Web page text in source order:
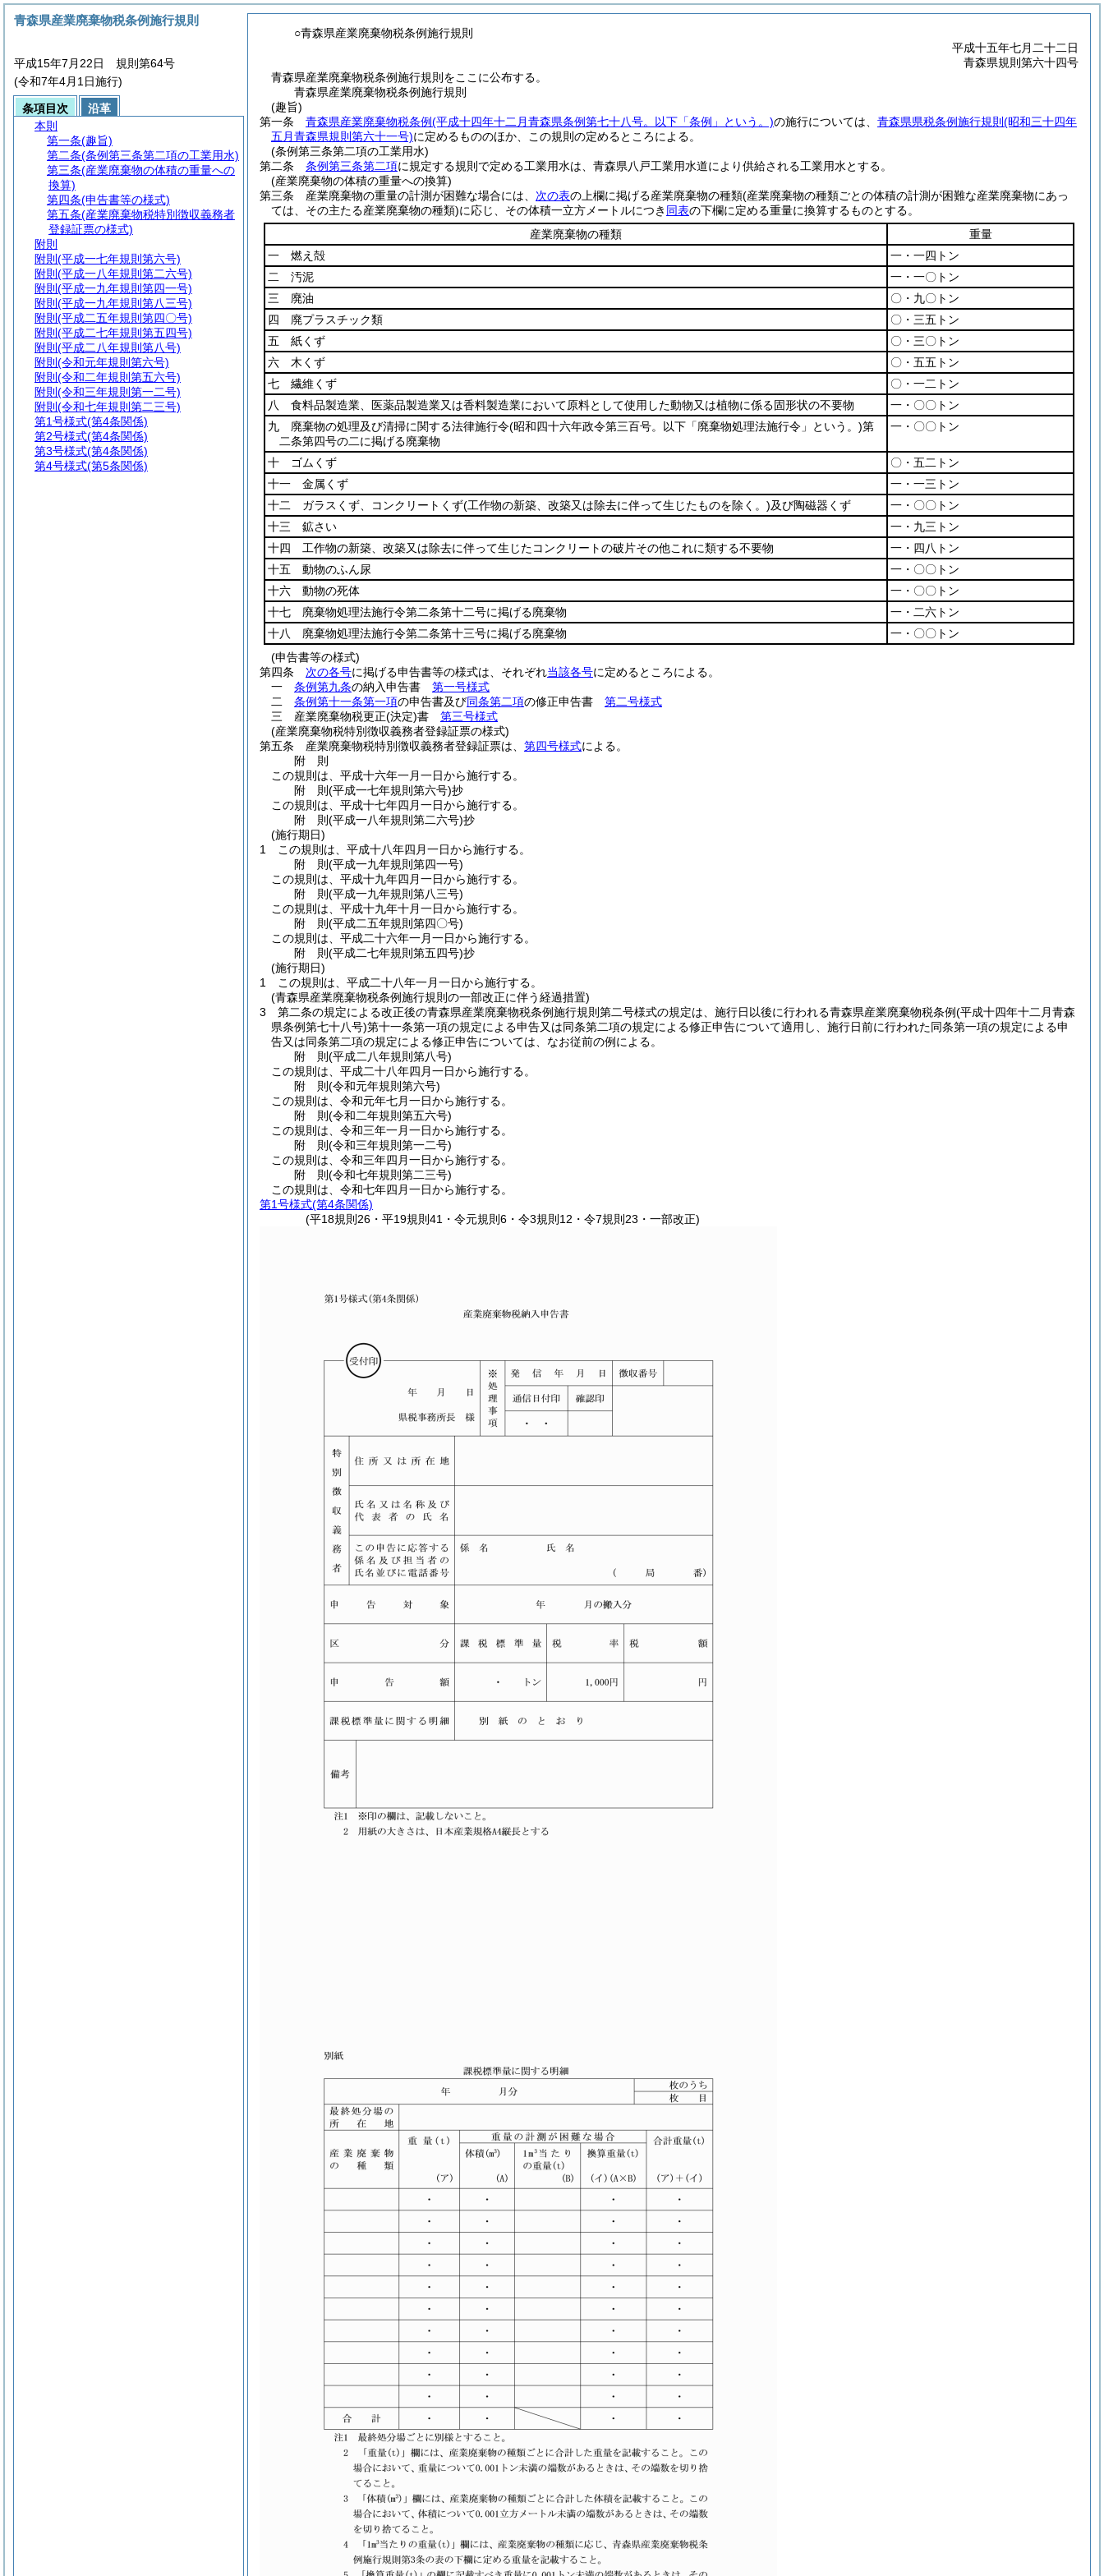
○青森県産業廃棄物税条例施行規則
平成十五年七月二十二日
青森県規則第六十四号
青森県産業廃棄物税条例施行規則をここに公布する。
青森県産業廃棄物税条例施行規則
(趣旨)
第一条
青森県産業廃棄物税条例(平成十四年十二月青森県条例第七十八号。以下「条例」という。)の施行については、 青森県県税条例施行規則 (昭和三十四年
五月青森県規則第六十一号)に定めるもののほか、この規則の定めるところによる。
(条例第三条第二項の工業用水)
第二条
条例第三条第二項に規定する規則で定める工業用水は、青森県八戸工業用水道により供給される工業用水とする。
(産業廃棄物の体積の重量への換算)
第三条
産業廃棄物の重量の計測が困難な場合には、 次の表の上欄に掲げる産業廃棄物の種類(産業廃棄物の種類ごとの体積の計測が困難な産業廃棄物にあっ
ては、その主たる産業廃棄物の種類)に応じ、その体積一立方メートルにつき 同表の下欄に定める重量に換算するものとする。
産業廃棄物の種類
重量
一 燃え殻
一・一四トン
二 汚泥
一・一〇トン
三 廃油
〇・九〇トン
四 廃プラスチック類
〇・三五トン
五 紙くず
〇・三〇トン
六 木くず
〇・五五トン
七 繊維くず
〇・一二トン
八 食料品製造業、医薬品製造業又は香料製造業において原料として使用した動物又は植物に係る固形状の不要物
一・〇〇トン
九 廃棄物の処理及び清掃に関する法律施行令(昭和四十六年政令第三百号。以下「廃棄物処理法施行令」という。)第
二条第四号の二に掲げる廃棄物
一・〇〇トン
十 ゴムくず
〇・五二トン
十一 金属くず
一・一三トン
十二 ガラスくず、コンクリートくず(工作物の新築、改築又は除去に伴って生じたものを除く。)及び陶磁器くず
一・〇〇トン
十三 鉱さい
一・九三トン
十四 工作物の新築、改築又は除去に伴って生じたコンクリートの破片その他これに類する不要物
一・四八トン
十五 動物のふん尿
一・〇〇トン
十六 動物の死体
一・〇〇トン
十七 廃棄物処理法施行令第二条第十二号に掲げる廃棄物
一・二六トン
十八 廃棄物処理法施行令第二条第十三号に掲げる廃棄物
一・〇〇トン
(申告書等の様式)
第四条
次の各号に掲げる申告書等の様式は、それぞれ当該各号に定めるところによる。
一
条例第九条の納入申告書 第一号様式
二
条例第十一条第一項の申告書及び同条第二項の修正申告書 第二号様式
三
産業廃棄物税更正(決定)書 第三号様式
(産業廃棄物税特別徴収義務者登録証票の様式)
第五条
産業廃棄物税特別徴収義務者登録証票は、 第四号様式による。
附 則
この規則は、平成十六年一月一日から施行する。
附 則(平成一七年規則第六号)抄
この規則は、平成十七年四月一日から施行する。
附 則(平成一八年規則第二六号)抄
(施行期日)
1
この規則は、平成十八年四月一日から施行する。
附 則(平成一九年規則第四一号)
この規則は、平成十九年四月一日から施行する。
附 則(平成一九年規則第八三号)
この規則は、平成十九年十月一日から施行する。
附 則(平成二五年規則第四〇号)
この規則は、平成二十六年一月一日から施行する。
附 則(平成二七年規則第五四号)抄
(施行期日)
1
この規則は、平成二十八年一月一日から施行する。
(青森県産業廃棄物税条例施行規則の一部改正に伴う経過措置)
3
第二条の規定による改正後の青森県産業廃棄物税条例施行規則第二号様式の規定は、施行日以後に行われる青森県産業廃棄物税条例(平成十四年十二月青森
県条例第七十八号)第十一条第一項の規定による申告又は同条第二項の規定による修正申告について適用し、施行日前に行われた同条第一項の規定による申
告又は同条第二項の規定による修正申告については、なお従前の例による。
附 則(平成二八年規則第八号)
この規則は、平成二十八年四月一日から施行する。
附 則(令和元年規則第六号)
この規則は、令和元年七月一日から施行する。
附 則(令和二年規則第五六号)
この規則は、令和三年一月一日から施行する。
附 則(令和三年規則第一二号)
この規則は、令和三年四月一日から施行する。
附 則(令和七年規則第二三号)
この規則は、令和七年四月一日から施行する。
第1号様式(第4条関係)
(平18規則26・平19規則41・令元規則6・令3規則12・令7規則23・一部改正)
青森県産業廃棄物税条例施行規則
平成15年7月22日 規則第64号
(令和7年4月1日施行)
条項目次
沿革
本則
第一条(趣旨)
第二条(条例第三条第二項の工業用水)
第三条(産業廃棄物の体積の重量への
換算)
第四条(申告書等の様式)
第五条(産業廃棄物税特別徴収義務者
登録証票の様式)
附則
附則 (平成一七年規則第六号)
附則 (平成一八年規則第二六号)
附則 (平成一九年規則第四一号)
附則 (平成一九年規則第八三号)
附則 (平成二五年規則第四〇号)
附則 (平成二七年規則第五四号)
附則 (平成二八年規則第八号)
附則 (令和元年規則第六号)
附則 (令和二年規則第五六号)
附則 (令和三年規則第一二号)
附則 (令和七年規則第二三号)
第1号様式(第4条関係)
第2号様式(第4条関係)
第3号様式(第4条関係)
第4号様式(第5条関係)